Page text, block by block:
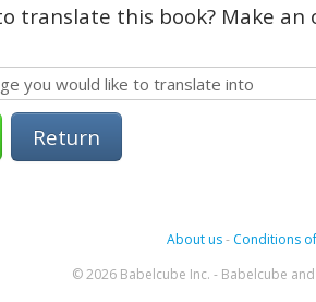
translate this book? Make
Return
About us- Conditions
© 2026 Babelcube Inc. - Babelcube